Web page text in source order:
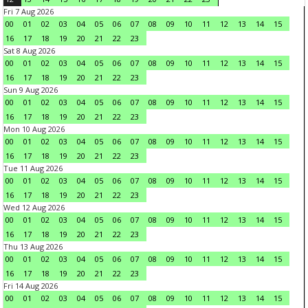
Fri 7 Aug 2026
00
01 02 03 04 05 06 07 08 09 10 11 12 13 14
15
16
17 18 19 20 21 22
23
Sat 8 Aug 2026
00
01 02 03 04 05 06 07 08 09 10 11 12 13 14
15
16
17 18 19 20 21 22
23
Sun 9 Aug 2026
00
01 02 03 04 05 06 07 08 09 10 11 12 13 14
15
16
17 18 19 20 21 22
23
Mon 10 Aug 2026
00
01 02 03 04 05 06 07 08 09 10 11 12 13 14
15
16
17 18 19 20 21 22
23
Tue 11 Aug 2026
00
01 02 03 04 05 06 07 08 09 10 11 12 13 14
15
16
17 18 19 20 21 22
23
Wed 12 Aug 2026
00
01 02 03 04 05 06 07 08 09 10 11 12 13 14
15
16
17 18 19 20 21 22
23
Thu 13 Aug 2026
00
01 02 03 04 05 06 07 08 09 10 11 12 13 14
15
16
17 18 19 20 21 22
23
Fri 14 Aug 2026
00
01 02 03 04 05 06 07 08 09 10 11 12 13 14
15